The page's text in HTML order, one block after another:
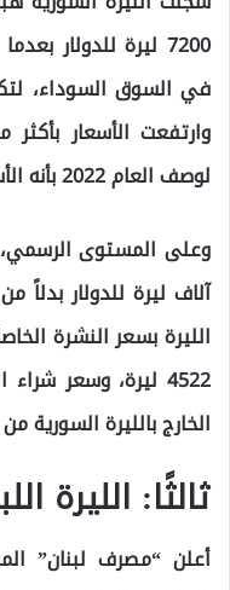
لوصف العام 2022 بأنه الأسوأ معيشياً منذ عام 2011.
وعلى المستوى الرسمي،
4522 ليرة، وسعر
الخارج بالليرة السورية من 3000 ليرة إلى 4500 ليرة سورية.
ثالثًا: الليرة